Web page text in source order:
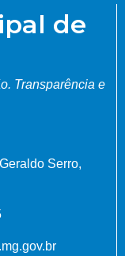
de
Transparência e
Serro,